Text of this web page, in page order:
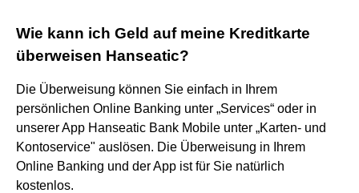
Wie kann ich Geld auf meine Kreditkarte
überweisen Hanseatic?
Die Überweisung können Sie einfach in Ihrem
persönlichen Online Banking unter „Services“ oder in
unserer App Hanseatic Bank Mobile unter „Karten- und
Kontoservice" auslösen. Die Überweisung in Ihrem
Online Banking und der App ist für Sie natürlich
kostenlos.